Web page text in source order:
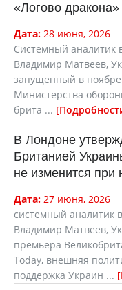
«Логово дракона»
Дата: 28 июня, 2026
Системный аналитик
Владимир Матвеев,
запущенный в ноябре
Министерства
брита ...
В Лондоне
Британией
не изменится при
Дата: 27 июня, 2026
cистемный аналитик
Владимир Матвеев,
премьера
Today, внешняя
поддержка Украин ...